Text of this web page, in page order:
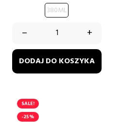
380ML
– +
DODAJ DO KOSZYKA
SALE!
-25%